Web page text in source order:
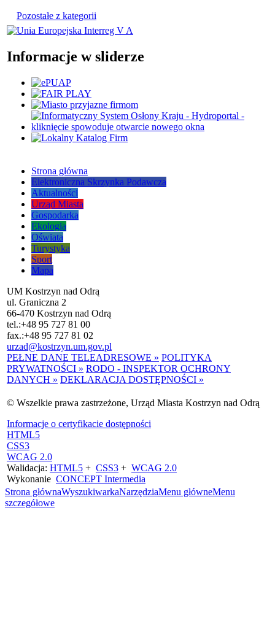
Pozostałe z kategorii
Informacje w sliderze
Strona główna
Elektroniczna Skrzynka Podawcza
Aktualności
Urząd Miasta
Gospodarka
Ekologia
Oświata
Turystyka
Sport
Mapa
UM Kostrzyn nad Odrą
ul. Graniczna 2
66-470 Kostrzyn nad Odrą
tel.:+48 95 727 81 00
fax.:+48 95 727 81 02
urzad@kostrzyn.um.gov.pl
PEŁNE DANE TELEADRESOWE » POLITYKA
PRYWATNOŚCI » RODO - INSPEKTOR OCHRONY
DANYCH » DEKLARACJA DOSTĘPNOŚCI »
© Wszelkie prawa zastrzeżone, Urząd Miasta Kostrzyn nad Odrą
Informacje o certyfikacie dostępności
HTML5
CSS3
WCAG 2.0
Walidacja: HTML5 + CSS3 + WCAG 2.0
Wykonanie CONCEPT Intermedia
Strona głównaWyszukiwarkaNarzędziaMenu główneMenu
szczegółowe